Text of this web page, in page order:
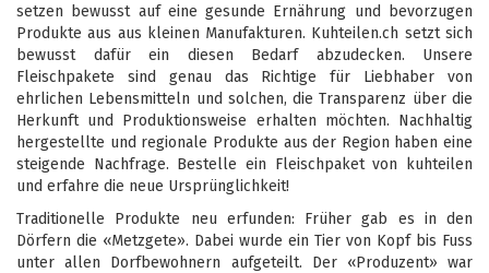
setzen bewusst auf eine gesunde Ernährung und bevorzugen
Produkte aus aus kleinen Manufakturen. Kuhteilen.ch setzt sich
bewusst dafür ein diesen Bedarf abzudecken. Unsere
Fleischpakete sind genau das Richtige für Liebhaber von
ehrlichen Lebensmitteln und solchen, die Transparenz über die
Herkunft und Produktionsweise erhalten möchten. Nachhaltig
hergestellte und regionale Produkte aus der Region haben eine
steigende Nachfrage. Bestelle ein Fleischpaket von kuhteilen
und erfahre die neue Ursprünglichkeit!
Traditionelle Produkte neu erfunden: Früher gab es in den
Dörfern die «Metzgete». Dabei wurde ein Tier von Kopf bis Fuss
unter allen Dorfbewohnern aufgeteilt. Der «Produzent» war